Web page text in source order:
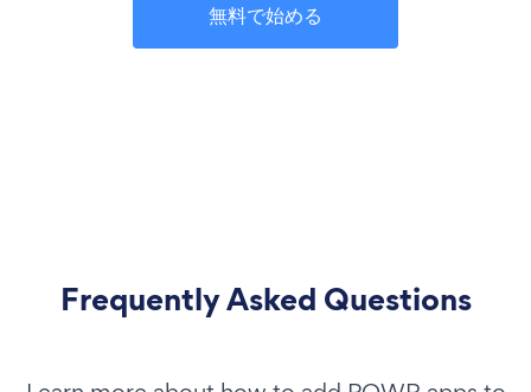
無料で始める
Frequently Asked Questions